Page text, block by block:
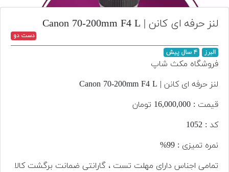
تجهیزات
مکث
افزودن
دست
قیمت
لنز حرفه ای کانن | Canon 70-200mm F4 L
دست دو
البرز ۴ سال پیش
فروشگاه مکث شاپ
لنز حرفه ای کانن | Canon 70-200mm F4 L
قیمت : 16,000,000 تومان
کد : 1052
نمره تمیزی : 99%
تمامی اجناس دارای مهلت تست ، گارانتی ضمانت برگشت کالا